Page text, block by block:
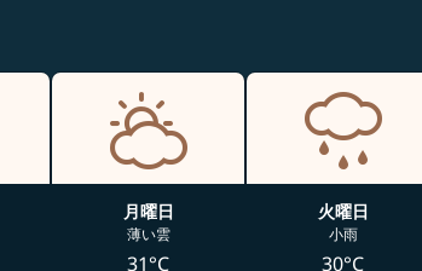
月曜日
薄い雲
31°C
火曜日
小雨
30°C